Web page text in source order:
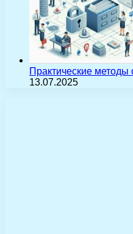
Практические методы
13.07.2025